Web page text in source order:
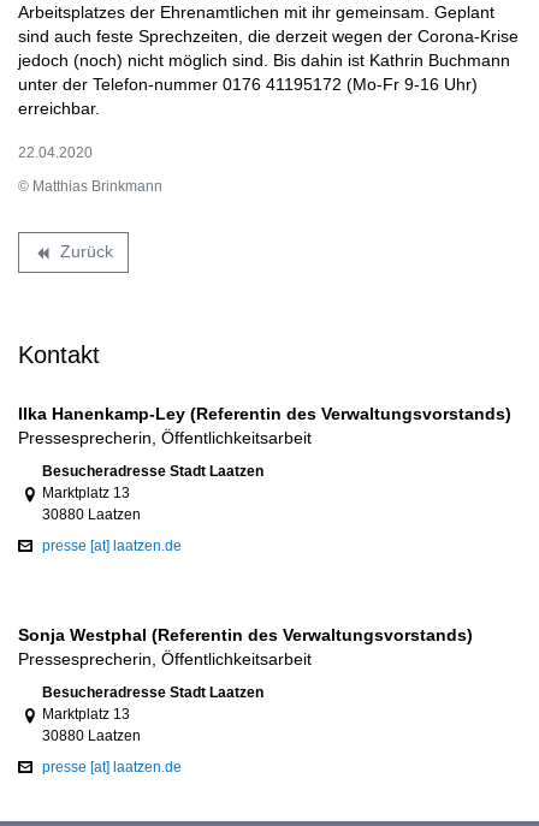
Arbeitsplatzes der Ehrenamtlichen mit ihr gemeinsam. Geplant
sind auch feste Sprechzeiten, die derzeit wegen der Corona-Krise
jedoch (noch) nicht möglich sind. Bis dahin ist Kathrin Buchmann
unter der Telefon-nummer 0176 41195172 (Mo-Fr 9-16 Uhr)
erreichbar.
22.04.2020
© Matthias Brinkmann
backward Zurück
Kontakt
Ilka Hanenkamp-Ley (Referentin des Verwaltungsvorstands)
Pressesprecherin, Öffentlichkeitsarbeit
Link zur Google-Maps Navigation
Besucheradresse Stadt Laatzen
Marktplatz 13
30880 Laatzen
presse [at] laatzen.de
Sonja Westphal (Referentin des Verwaltungsvorstands)
Pressesprecherin, Öffentlichkeitsarbeit
Link zur Google-Maps Navigation
Besucheradresse Stadt Laatzen
Marktplatz 13
30880 Laatzen
presse [at] laatzen.de